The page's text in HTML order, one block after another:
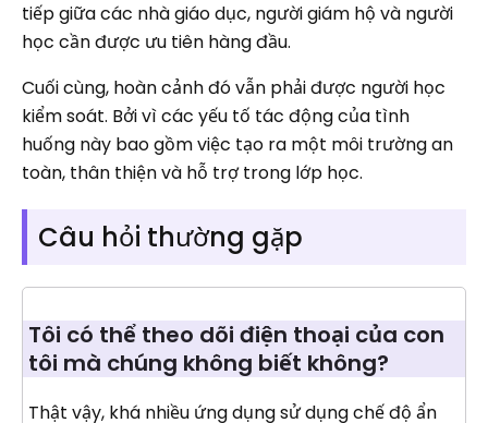
tiếp giữa các nhà giáo dục, người giám hộ và người
học cần được ưu tiên hàng đầu.
Cuối cùng, hoàn cảnh đó vẫn phải được người học
kiểm soát. Bởi vì các yếu tố tác động của tình
huống này bao gồm việc tạo ra một môi trường an
toàn, thân thiện và hỗ trợ trong lớp học.
Câu hỏi thường gặp
Tôi có thể theo dõi điện thoại của con
tôi mà chúng không biết không?
Thật vậy, khá nhiều ứng dụng sử dụng chế độ ẩn